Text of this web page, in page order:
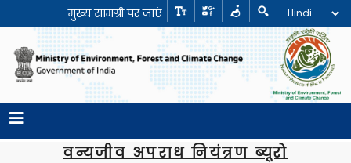
मुख्य सामग्री पर जाएं
वन्यजीव अपराध नियंत्रण ब्यूरो